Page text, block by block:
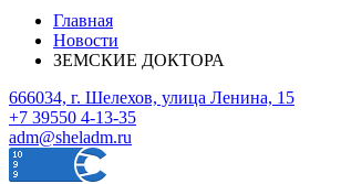
Главная
Новости
ЗЕМСКИЕ ДОКТОРА
666034, г. Шелехов, улица Ленина, 15
+7 39550 4-13-35
adm@sheladm.ru